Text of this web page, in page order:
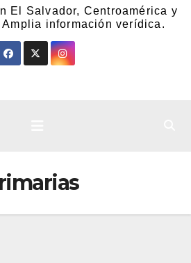
El Salvador, Centroamérica y
información verídica.